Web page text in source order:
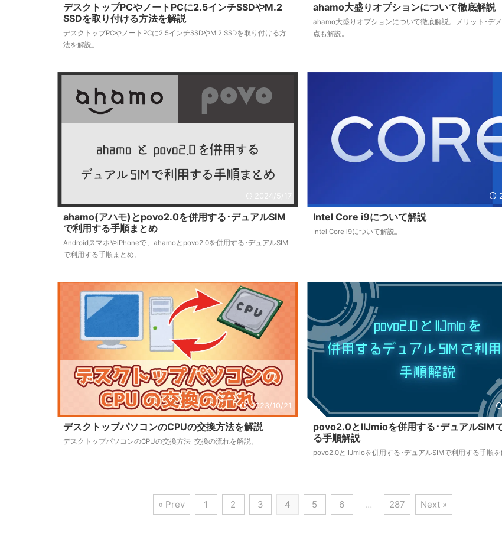
デスクトップPCやノートPCに2.5インチSSDやM.2
SSDを取り付ける方法を解説
デスクトップPCやノートPCに2.5インチSSDやM.2 SSDを取り付ける方
法を解説。
ahamo大盛りオプションについて徹底解説
ahamo大盛りオプションについて徹底解説。メリット･デ
点も解説。
2024/5/17
ahamo(アハモ)とpovo2.0を併用する･デュアルSIM
で利用する手順まとめ
AndroidスマホやiPhoneで、ahamoとpovo2.0を併用する･デュアルSIM
で利用する手順まとめ。
Intel Core i9について解説
Intel Core i9について解説。
2023/10/21
デスクトップパソコンのCPUの交換方法を解説
デスクトップパソコンのCPUの交換方法･交換の流れを解説。
povo2.0とIIJmioを併用する･デュアルSIM
る手順解説
povo2.0とIIJmioを併用する･デュアルSIMで利用する手順を
« Prev 1 2 3 4 5 6 … 287 Next »